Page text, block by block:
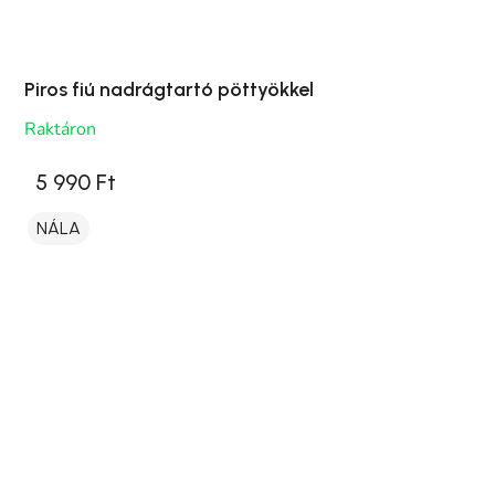
Piros fiú nadrágtartó pöttyökkel
Raktáron
5 990 Ft
NÁLA